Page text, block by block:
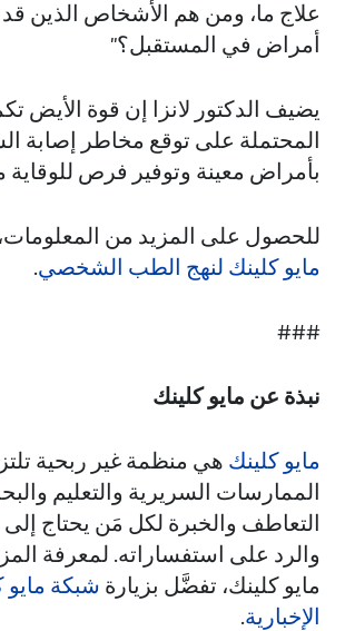
علاج ما، ومن هم الأشخاص الذين
أمراض في المستقبل؟"
يضيف الدكتور لانزا إن قوة الأيض
المحتملة على توقع مخاطر إصابة
بأمراض معينة وتوفير فرص للوقاية
للحصول على المزيد من
مايو كلينك لنهج الطب الشخصي.
###
نبذة عن مايو كلينك
مايو كلينك هي منظمة غير ربحية
الممارسات السريرية والتعليم
التعاطف والخبرة لكل مَن يحتاج إلى
والرد على استفساراته. لمعرفة
مايو كلينك، تفضَّل بزيارة شبكة مايو
الإخبارية.